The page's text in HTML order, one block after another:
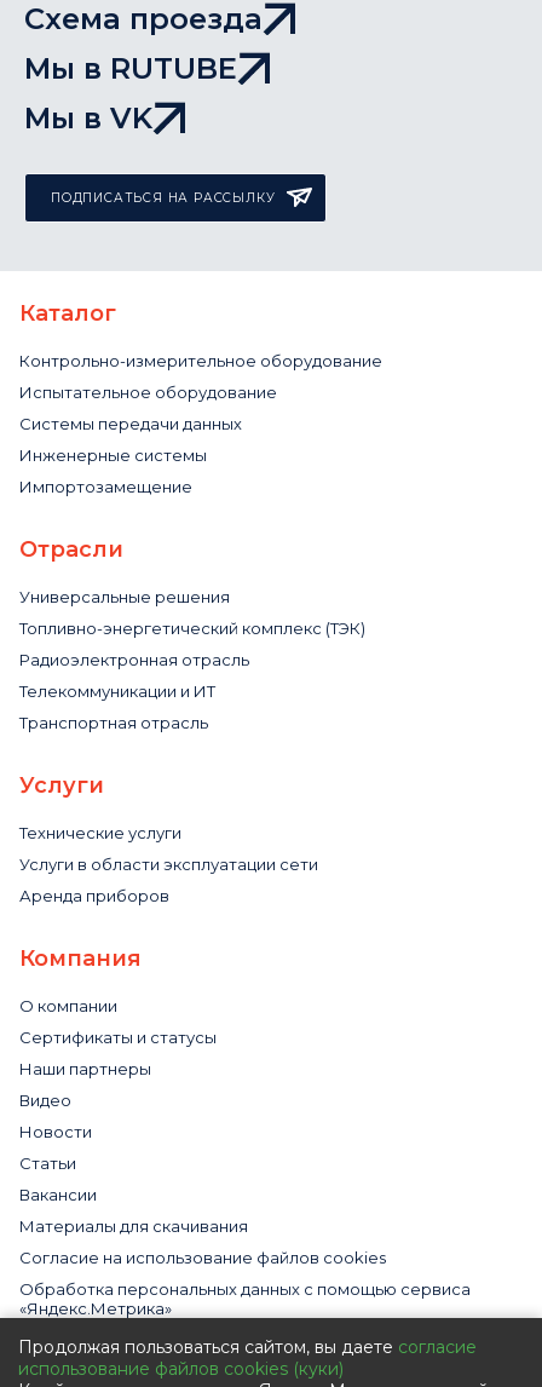
Схема проезда
Мы в RUTUBE
Мы в VK
ПОДПИСАТЬСЯ НА РАССЫЛКУ
Каталог
Контрольно-измерительное оборудование
Испытательное оборудование
Системы передачи данных
Инженерные системы
Импортозамещение
Отрасли
Универсальные решения
Топливно-энергетический комплекс (ТЭК)
Радиоэлектронная отрасль
Телекоммуникации и ИТ
Транспортная отрасль
Услуги
Технические услуги
Услуги в области эксплуатации сети
Аренда приборов
Компания
О компании
Сертификаты и статусы
Наши партнеры
Видео
Новости
Статьи
Вакансии
Материалы для скачивания
Cогласие на использование файлов cookies
Обработка персональных данных с помощью сервиса
«Яндекс.Метрика»
Политика в отношении обработки персональных данных
Пользовательское соглашение
Продолжая пользоваться сайтом, вы даете согласие
использование файлов cookies (куки)